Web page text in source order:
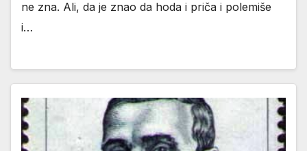
ne zna. Ali, da je znao da hoda i priča i polemiše
i…